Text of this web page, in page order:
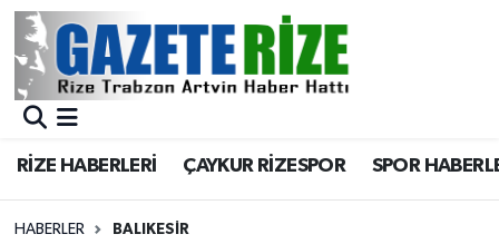
RİZE HABERLERİ ÇAYKUR RİZESPOR SPOR
HABERLER BALIKESIR
BÖLGEMİZ
Asayiş
Merkez Nöbetçi Eczaneler
Merkez Trafik Yoğunluk Haritası